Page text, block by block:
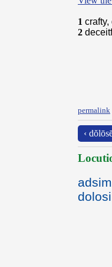
1 crafty,
2
permalink
‹
dolosi